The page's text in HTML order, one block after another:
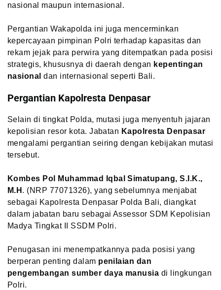
nasional maupun internasional.
Pergantian Wakapolda ini juga mencerminkan
kepercayaan pimpinan Polri terhadap kapasitas dan
rekam jejak para perwira yang ditempatkan pada posisi
strategis, khususnya di daerah dengan kepentingan
nasional dan internasional seperti Bali.
Pergantian Kapolresta Denpasar
Selain di tingkat Polda, mutasi juga menyentuh jajaran
kepolisian resor kota. Jabatan Kapolresta Denpasar
mengalami pergantian seiring dengan kebijakan mutasi
tersebut.
Kombes Pol Muhammad Iqbal Simatupang, S.I.K.,
M.H . (NRP 77071326), yang sebelumnya menjabat
sebagai Kapolresta Denpasar Polda Bali, diangkat
dalam jabatan baru sebagai Assessor SDM Kepolisian
Madya Tingkat II SSDM Polri.
Penugasan ini menempatkannya pada posisi yang
berperan penting dalam penilaian dan
pengembangan sumber daya manusia di lingkungan
Polri.